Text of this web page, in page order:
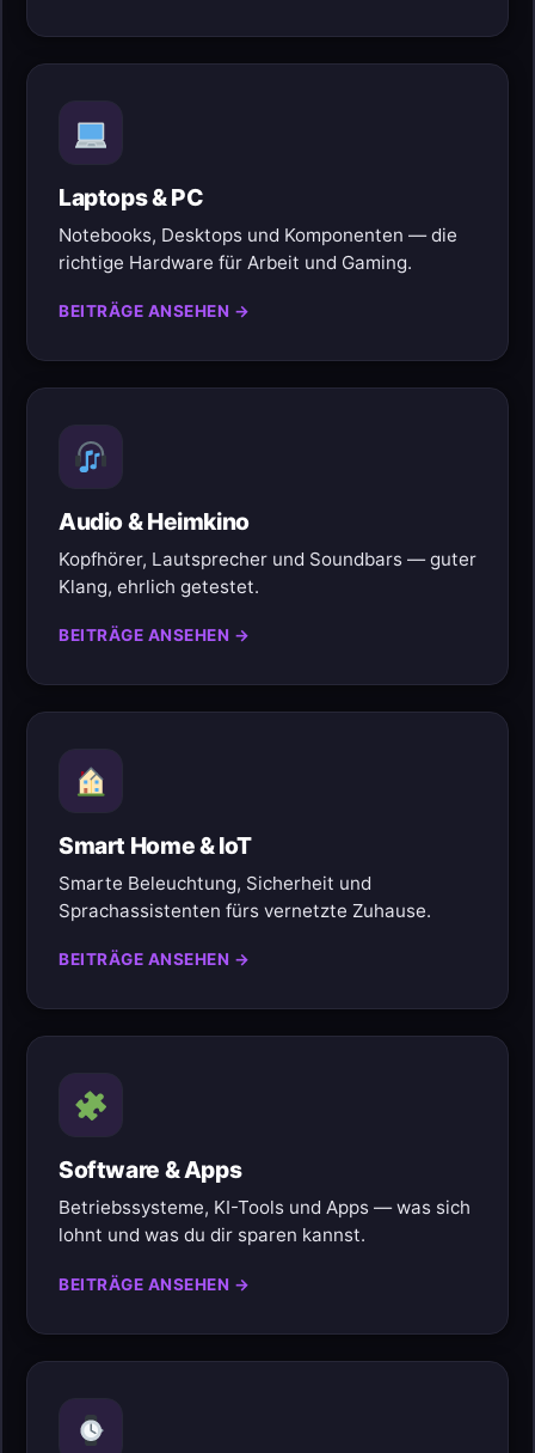
Laptops & PC
Notebooks, Desktops und Komponenten — die
richtige Hardware für Arbeit und Gaming.
BEITRÄGE ANSEHEN →
Audio & Heimkino
Kopfhörer, Lautsprecher und Soundbars — guter
Klang, ehrlich getestet.
BEITRÄGE ANSEHEN →
Smart Home & IoT
Smarte Beleuchtung, Sicherheit und
Sprachassistenten fürs vernetzte Zuhause.
BEITRÄGE ANSEHEN →
Software & Apps
Betriebssysteme, KI-Tools und Apps — was sich
lohnt und was du dir sparen kannst.
BEITRÄGE ANSEHEN →